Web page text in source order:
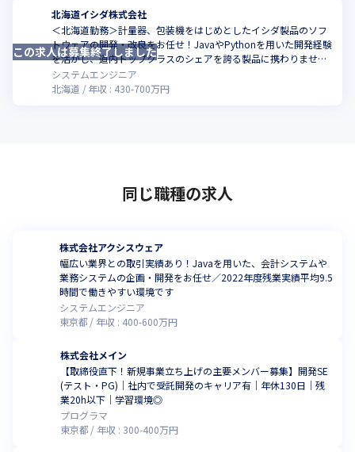
北海道イシダ株式会社
＜北海道勤務＞計量器、包装機をはじめとしたイシダ製品のソフ
トウェアの開発・改良をお任せ！JavaやPythonを用いた開発経験
を活かし、道内トップクラスのシェアを誇る製品に携わりません
か
システムエンジニア
北海道
年収 : 430-700万円
この求人は募集終了しました
同じ職種の求人
株式会社アクシスウェア
幅広い業界との取引実績あり！Javaを用いた、会計システムや
業務システムの企画・開発をお任せ／2022年度残業実績平均9.5
時間で働きやすい環境です
システムエンジニア
東京都
年収 : 400-600万円
株式会社メイン
【取締役直下！新規事業立ち上げの主要メンバー募集】開発SE
(テスト・PG)｜社内で受託開発のキャリア有｜年休130日｜残
業20h以下｜学習環境◎
プログラマ
東京都
年収 : 300-400万円